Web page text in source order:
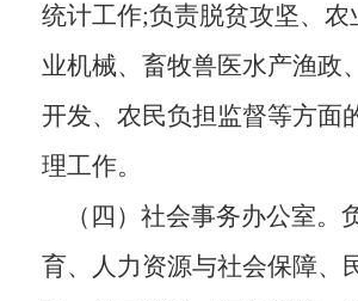
统计工作;负责脱贫攻坚、农
业机械、 畜牧兽医水产渔政
开发、农民负担监督等方面
理工作。
（四） 社会事务办公室。
育、人力资源与社会保障、